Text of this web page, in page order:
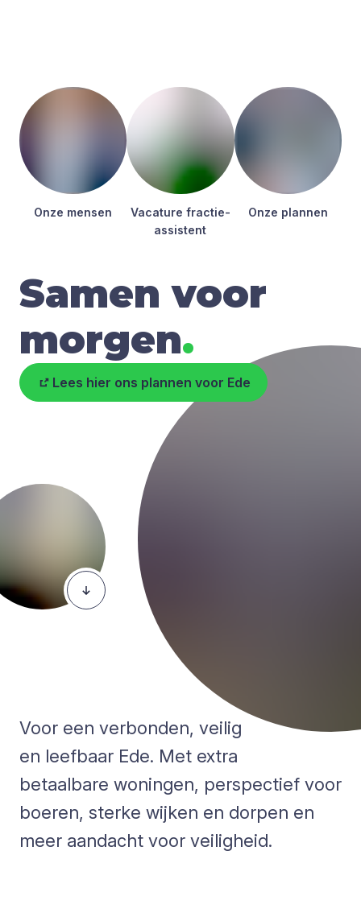
Onze men­sen
Vaca­tu­re frac­tie­
as­sis­tent
Onze plan­nen
Samen voor
morgen.
Lees hier ons plannen voor Ede
Voor een verbonden, veilig
en leefbaar Ede. Met extra
betaalbare woningen, perspectief voor
boeren, sterke wijken en dorpen en
meer aandacht voor veiligheid.